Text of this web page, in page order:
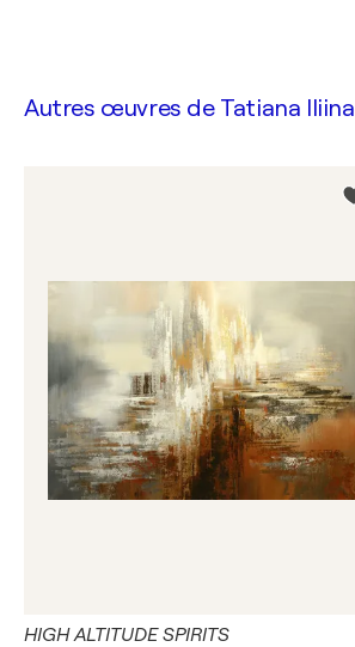
Autres œuvres de Tatiana Iliina
HIGH ALTITUDE SPIRITS